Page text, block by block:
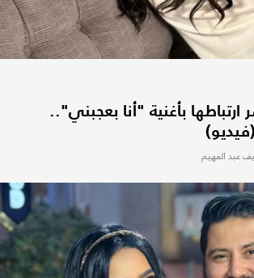
بأغنية "أنا بعجبني"..
عبد الفهيم